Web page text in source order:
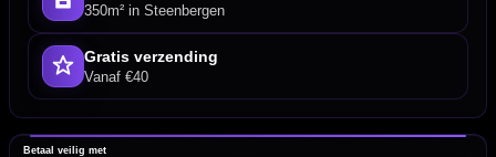
350m² in Steenbergen
Gratis verzending
Vanaf €40
Betaal veilig met